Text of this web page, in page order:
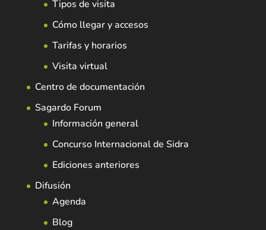
Tipos de visita
Cómo llegar y accesos
Tarifas y horarios
Visita virtual
Centro de documentación
Sagardo Forum
Información general
Concurso Internacional de Sidra
Ediciones anteriores
Difusión
Agenda
Blog